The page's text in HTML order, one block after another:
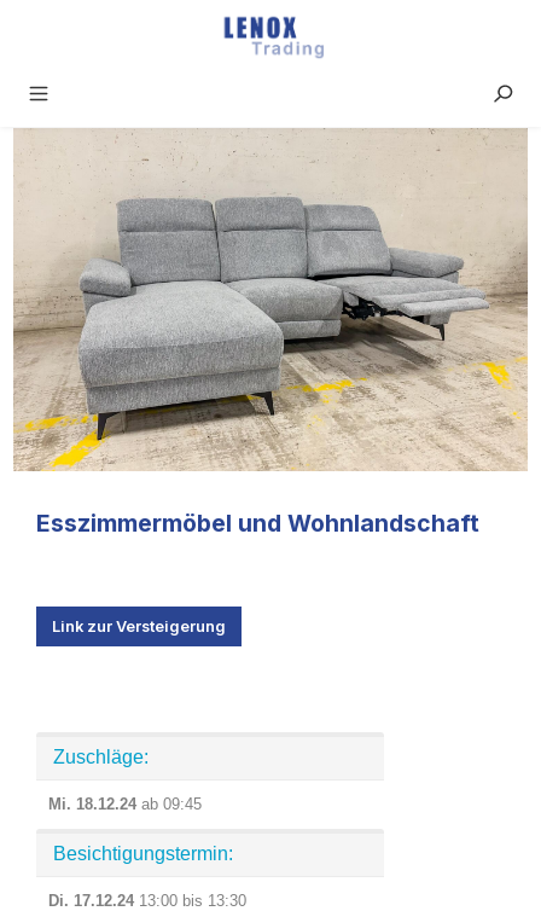
Esszimmermöbel und Wohnlandschaft
Link zur Versteigerung
Zuschläge:
Mi. 18.12.24 ab 09:45
Besichtigungstermin:
Di. 17.12.24 13:00 bis 13:30